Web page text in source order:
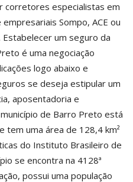
corretores especialistas em
Sompo, ACE ou
um seguro da
é uma negociação
logo abaixo e
se deseja estipular um
aposentadoria e
de Barro Preto está
tem uma área de 128,4 km²
do Instituto Brasileiro de
se encontra na 4128ª
possui uma população